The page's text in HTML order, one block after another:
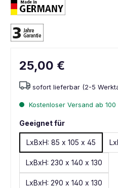
25,00 €
sofort lieferbar (2-5
Kostenloser Versand ab 100
Geeignet für
LxBxH: 85 x 105 x 45
LxBxH: 230 x 140 x 130
LxBxH: 290 x 140 x 130